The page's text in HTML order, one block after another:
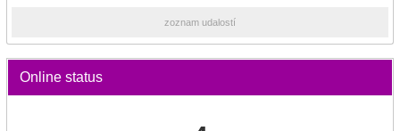
zoznam udalostí
Online status